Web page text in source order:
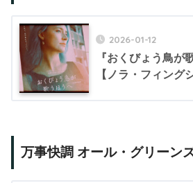
2026-01-12
『おくびょう鳥が
【ノラ・フィング
万事快調 オール・グリーン